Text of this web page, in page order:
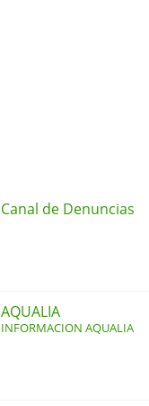
Canal de Denuncias
AQUALIA
INFORMACION AQUALIA